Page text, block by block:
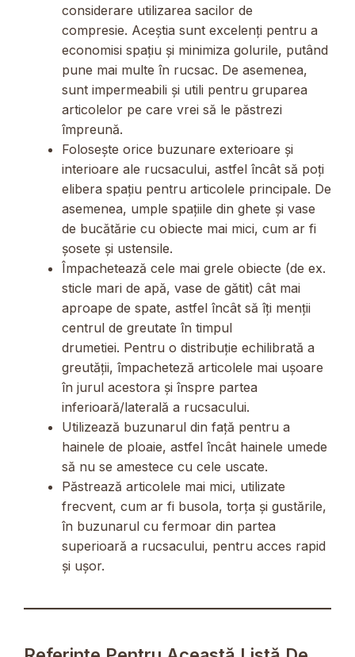
considerare utilizarea sacilor de
compresie. Aceștia sunt excelenți pentru a
economisi spațiu și minimiza golurile, putând
pune mai multe în rucsac. De asemenea,
sunt impermeabili și utili pentru gruparea
articolelor pe care vrei să le păstrezi
împreună.
Folosește orice buzunare exterioare și
interioare ale rucsacului, astfel încât să poți
elibera spațiu pentru articolele principale. De
asemenea, umple spațiile din ghete și vase
de bucătărie cu obiecte mai mici, cum ar fi
șosete și ustensile.
Împachetează cele mai grele obiecte (de ex.
sticle mari de apă, vase de gătit) cât mai
aproape de spate, astfel încât să îți menții
centrul de greutate în timpul
drumetiei. Pentru o distribuție echilibrată a
greutății, împacheteză articolele mai ușoare
în jurul acestora și înspre partea
inferioară/laterală a rucsacului.
Utilizează buzunarul din față pentru a
hainele de ploaie, astfel încât hainele umede
să nu se amestece cu cele uscate.
Păstrează articolele mai mici, utilizate
frecvent, cum ar fi busola, torța și gustările,
în buzunarul cu fermoar din partea
superioară a rucsacului, pentru acces rapid
și ușor.